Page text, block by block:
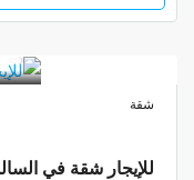
شقة
للإيجار شقة في